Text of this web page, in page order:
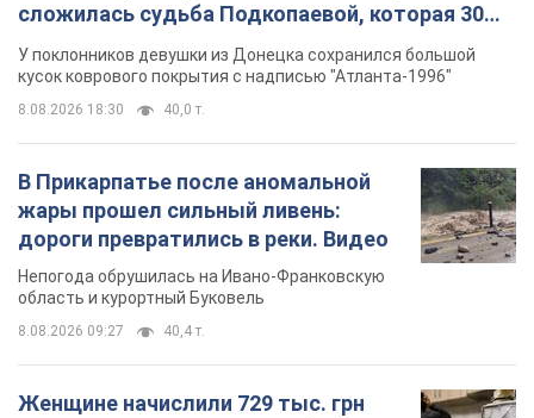
сложилась судьба Подкопаевой, которая 30
лет назад завоевала "золото" Олимпиады
У поклонников девушки из Донецка сохранился большой
кусок коврового покрытия с надписью "Атланта-1996"
8.08.2026 18:30 40,0 т.
В Прикарпатье после аномальной
жары прошел сильный ливень:
дороги превратились в реки. Видео
Непогода обрушилась на Ивано-Франковскую
область и курортный Буковель
8.08.2026 09:27 40,4 т.
Женщине начислили 729 тыс. грн